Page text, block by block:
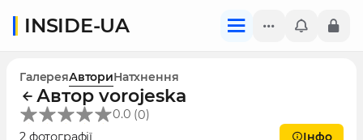
INSIDE-UA
ГалереяАвториНатхнення
Автор vorojeska
0.0 (0)
2 фотографії
Інфо